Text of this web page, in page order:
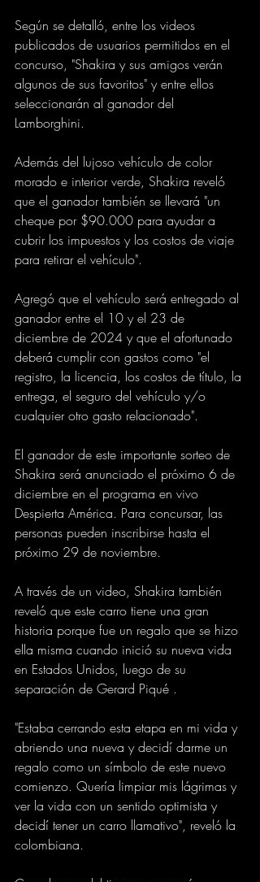
Según se detalló, entre los videos
publicados de usuarios permitidos en el
concurso, "Shakira y sus amigos verán
algunos de sus favoritos" y entre ellos
seleccionarán al ganador del
Lamborghini.
Además del lujoso vehículo de color
morado e interior verde, Shakira reveló
que el ganador también se llevará "un
cheque por $90.000 para ayudar a
cubrir los impuestos y los costos de viaje
para retirar el vehículo".
Agregó que el vehículo será entregado al
ganador entre el 10 y el 23 de
diciembre de 2024 y que el afortunado
deberá cumplir con gastos como "el
registro, la licencia, los costos de título, la
entrega, el seguro del vehículo y/o
cualquier otro gasto relacionado".
El ganador de este importante sorteo de
Shakira será anunciado el próximo 6 de
diciembre en el programa en vivo
Despierta América. Para concursar, las
personas pueden inscribirse hasta el
próximo 29 de noviembre.
A través de un video, Shakira también
reveló que este carro tiene una gran
historia porque fue un regalo que se hizo
ella misma cuando inició su nueva vida
en Estados Unidos, luego de su
separación de Gerard Piqué .
"Estaba cerrando esta etapa en mi vida y
abriendo una nueva y decidí darme un
regalo como un símbolo de este nuevo
comienzo. Quería limpiar mis lágrimas y
ver la vida con un sentido optimista y
decidí tener un carro llamativo", reveló la
colombiana.